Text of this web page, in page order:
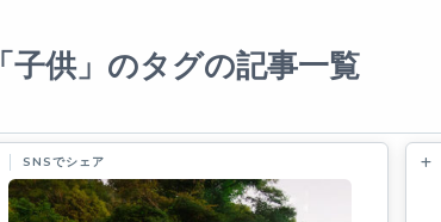
「子供」のタグの記事一覧
SNSでシェア